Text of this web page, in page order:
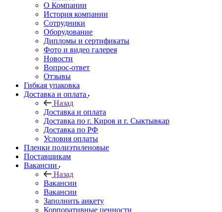
О Компании
История компании
Сотрудники
Оборудование
Дипломы и сертификаты
Фото и видео галерея
Новости
Вопрос-ответ
Отзывы
Гибкая упаковка
Доставка и оплата
Назад
Доставка и оплата
Доставка по г. Киров и г. Сыктывкар
Доставка по РФ
Условия оплаты
Пленки полиэтиленовые
Поставщикам
Вакансии
Назад
Вакансии
Вакансии
Заполнить анкету
Корпоративные ценности